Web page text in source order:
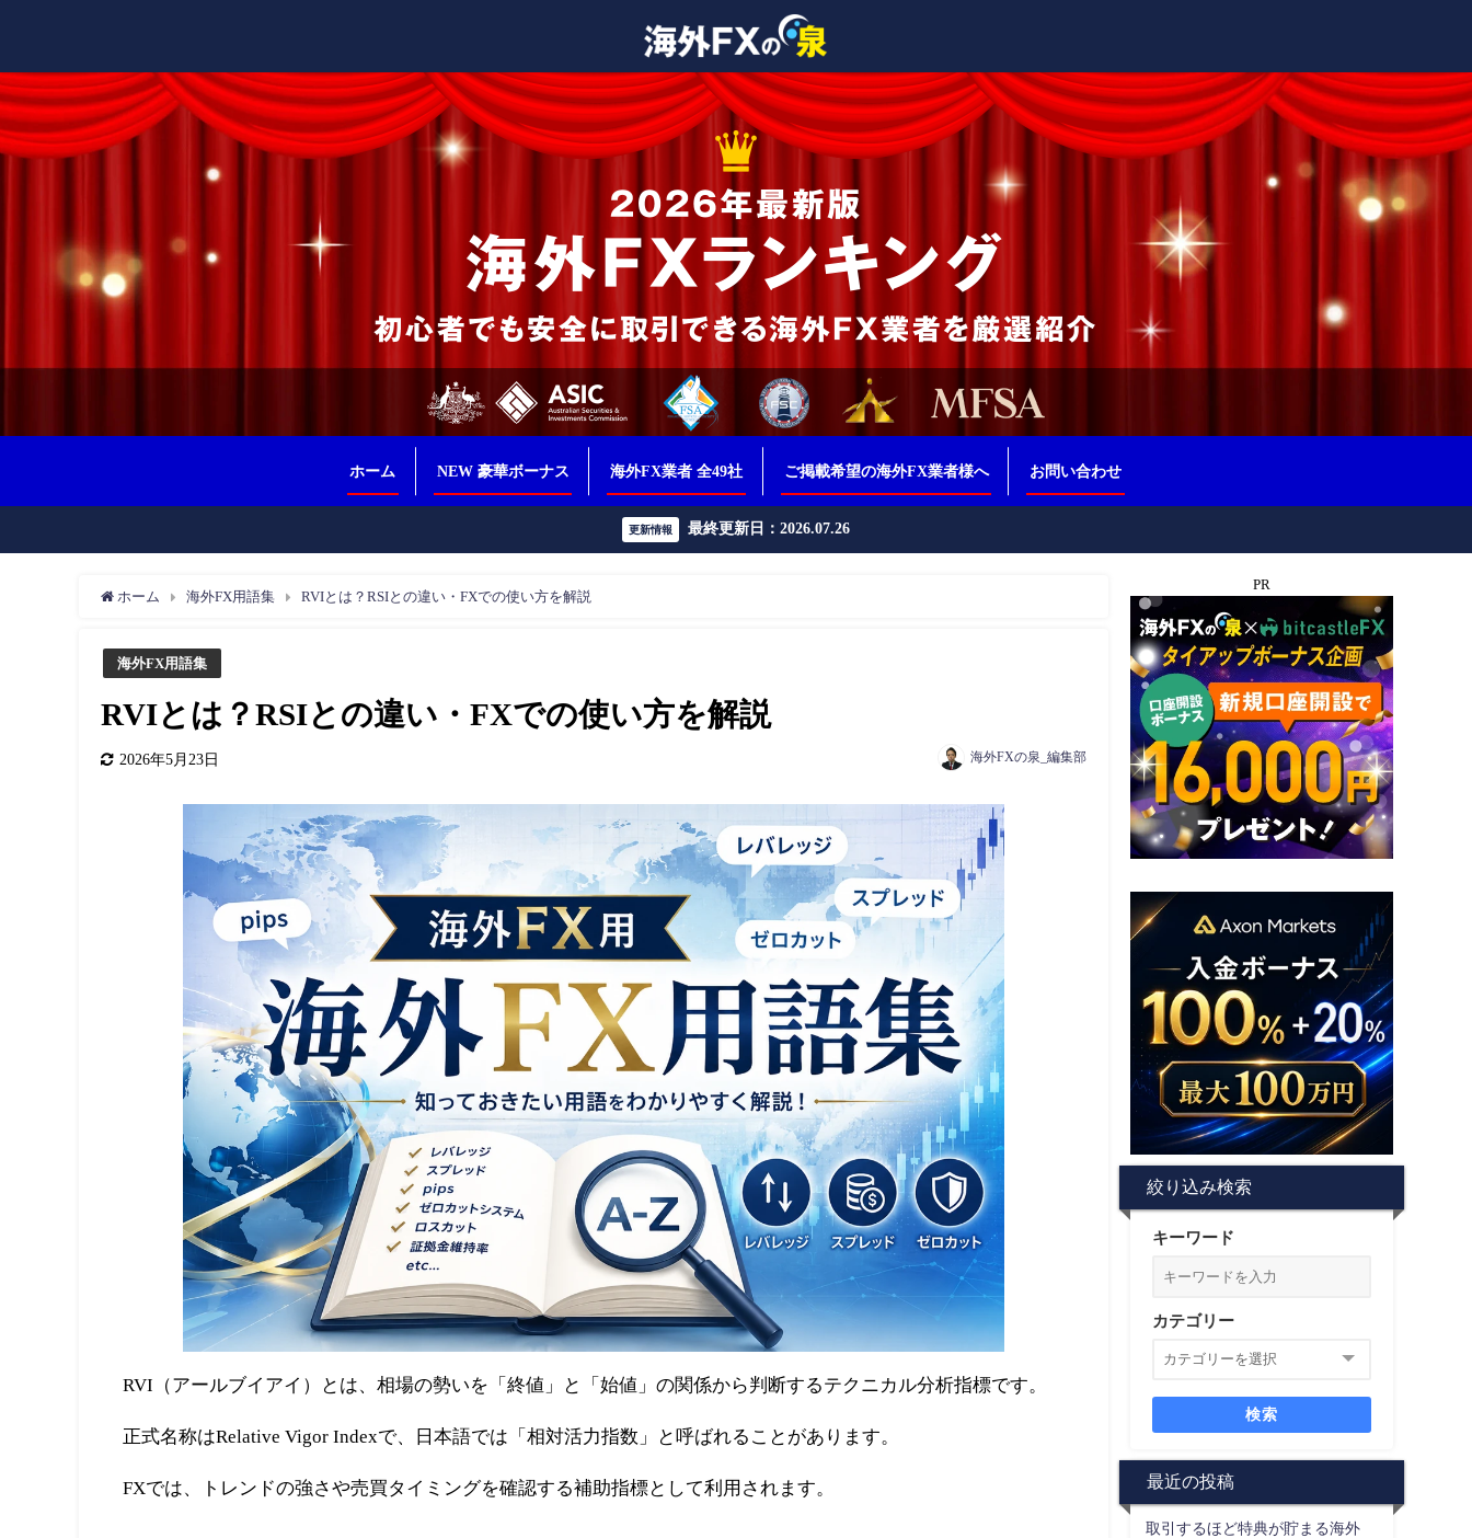
ホーム NEW 豪華ボーナス 海外FX業者 全49社 ご掲載希望の海外FX業者様へ お問い合わせ
更新情報 最終更新日：2026.07.26
ホーム 海外FX用語集 RVIとは？RSIとの違い・FXでの使い方を解説
海外FX用語集
RVIとは？RSIとの違い・FXでの使い方を解説
2026年5月23日 海外FXの泉_編集部
RVI（アールブイアイ）とは、相場の勢いを「終値」と「始値」の関係から判断するテクニカル分析指標です。
正式名称はRelative Vigor Indexで、日本語では「相対活力指数」と呼ばれることがあります。
FXでは、トレンドの強さや売買タイミングを確認する補助指標として利用されます。
PR
絞り込み検索
キーワード
カテゴリー
検索
最近の投稿
取引するほど特典が貯まる海外